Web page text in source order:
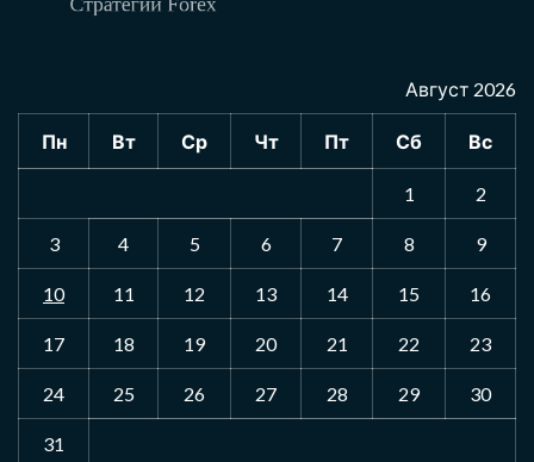
Август 2026
Пн Вт Ср Чт Пт Сб Вс
1 2
3 4 5 6 7 8 9
10 11 12 13 14 15 16
17 18 19 20 21 22 23
24 25 26 27 28 29 30
31